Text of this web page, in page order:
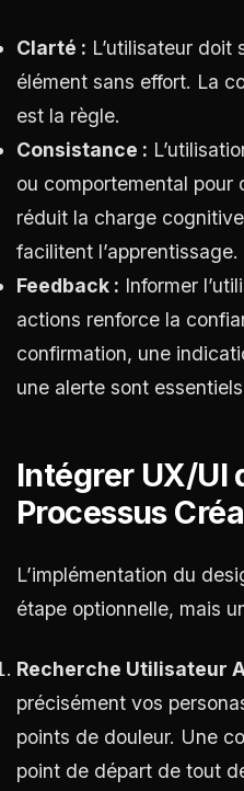
Clarté : L’utilisateur doit
élément sans effort. La
est la règle.
Consistance :
ou comportemental pour
réduit la charge
facilitent l’apprentissage.
Feedback : Informer
actions renforce la
confirmation, une
une alerte sont
Intégrer UX/UI
Processus
L’implémentation du
étape optionnelle, mais
Recherche Utilisateur
précisément vos
points de douleur. Une
point de départ de tout